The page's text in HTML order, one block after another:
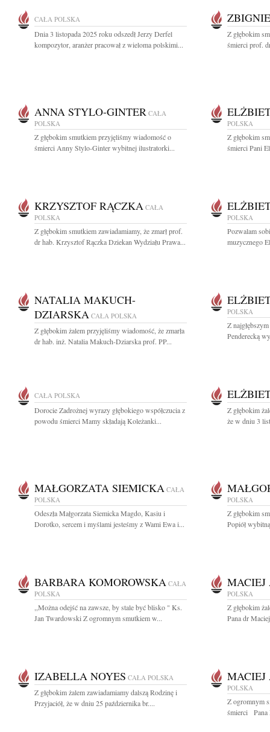
CAŁA POLSKA
Dnia 3 listopada 2025 roku odszedł Jerzy Derfel
kompozytor, aranżer pracował z wieloma polskimi...
Z głębokim
śmierci prof.
ANNA STYLO-GINTER CAŁA
POLSKA
Z głębokim smutkiem przyjęliśmy wiadomość o
śmierci Anny Stylo-Ginter wybitnej ilustratorki...
POLSKA
Z głębokim
śmierci Pani
KRZYSZTOF RĄCZKA CAŁA
POLSKA
Z głębokim smutkiem zawiadamiamy, że zmarł prof.
dr hab. Krzysztof Rączka Dziekan Wydziału Prawa...
POLSKA
Pozwalam
muzycznego
NATALIA MAKUCH-
DZIARSKA CAŁA POLSKA
Z głębokim żalem przyjęliśmy wiadomość, że zmarła
dr hab. inż. Natalia Makuch-Dziarska prof. PP...
POLSKA
Z
Penderecką
CAŁA POLSKA
Dorocie Zadrożnej wyrazy głębokiego współczucia z
powodu śmierci Mamy składają Koleżanki...
Z głębokim
że w dniu 3
MAŁGORZATA SIEMICKA CAŁA
POLSKA
Odeszła Małgorzata Siemicka Magdo, Kasiu i
Dorotko, sercem i myślami jesteśmy z Wami Ewa i...
POLSKA
Z głębokim
Popiół
BARBARA KOMOROWSKA CAŁA
POLSKA
,,Można odejść na zawsze, by stale być blisko " Ks.
Jan Twardowski Z ogromnym smutkiem w...
POLSKA
Z głębokim
Pana dr
IZABELLA NOYES CAŁA POLSKA
Z głębokim żalem zawiadamiamy dalszą Rodzinę i
Przyjaciół, że w dniu 25 października br....
POLSKA
Z ogromnym
śmierci Pana